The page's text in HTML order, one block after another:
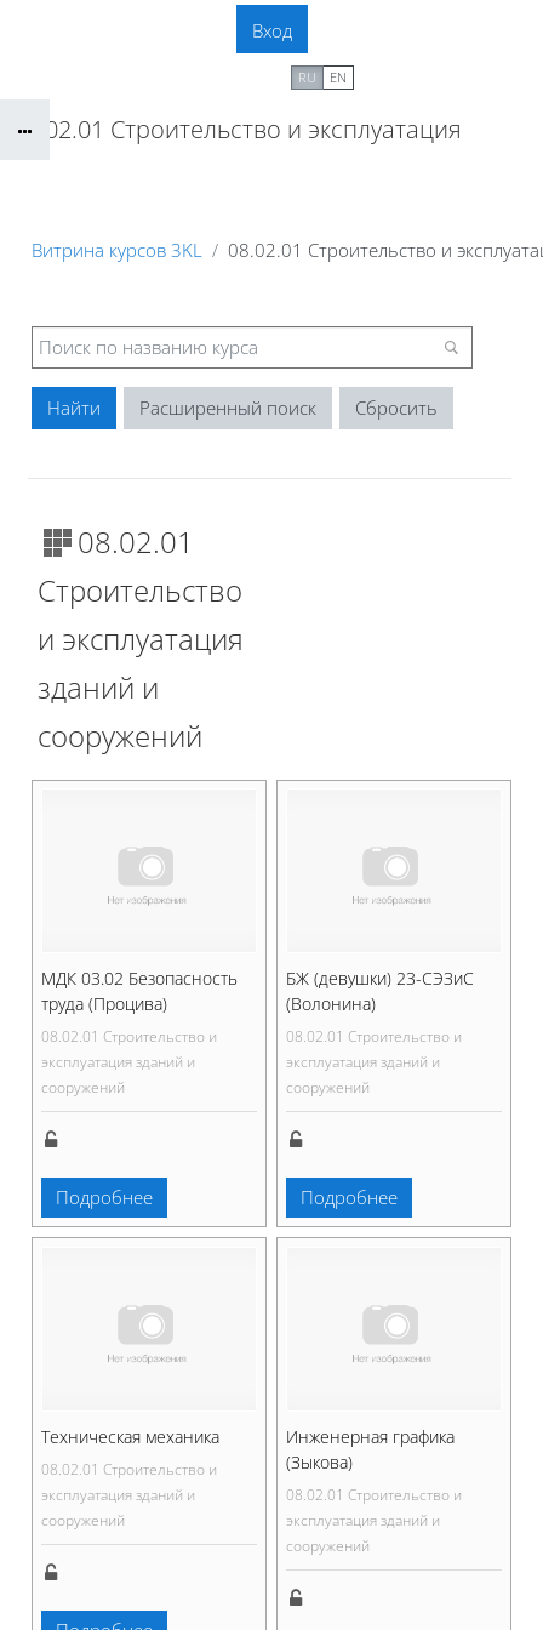
Перейти к основному содержанию
Вход
RU EN
08.02.01 Строительство и эксплуатация
Витрина курсов 3KL 08.02.01 Строительство и
Расширенный поиск
08.02.01
Строительство
и эксплуатация
зданий и
сооружений
МДК 03.02 Безопасность
труда (Процива)
08.02.01 Строительство и
эксплуатация зданий и
сооружений
Подробнее
БЖ (девушки) 23-СЭЗиС
(Волонина)
08.02.01 Строительство и
эксплуатация зданий и
сооружений
Подробнее
Техническая механика
08.02.01 Строительство и
эксплуатация зданий и
сооружений
Инженерная графика
(Зыкова)
08.02.01 Строительство и
эксплуатация зданий и
сооружений